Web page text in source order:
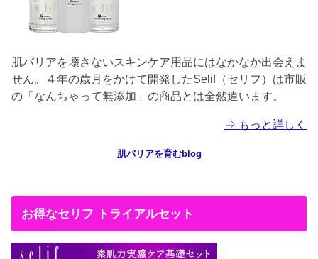
肌バリアを壊さないスキンケア用品にはなかなか出会えま
せん。４年の歳月をかけて開発したSelif（セリフ）は市販
の「なんちゃって無添加」の商品とは全然違います。
⇒ もっと詳しく
肌バリアを育むblog
お得なセリフ トライアルセット